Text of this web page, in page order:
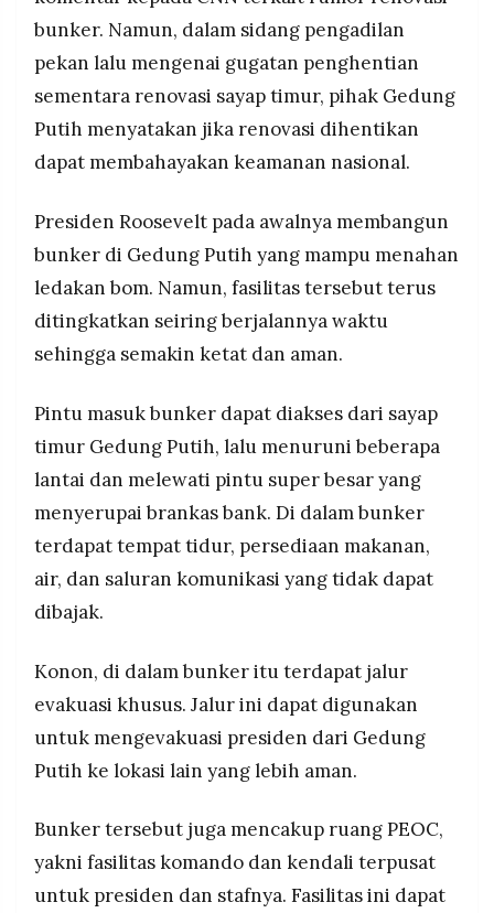
bunker. Namun, dalam sidang pengadilan
pekan lalu mengenai gugatan penghentian
sementara renovasi sayap timur, pihak Gedung
Putih menyatakan jika renovasi dihentikan
dapat membahayakan keamanan nasional.
Presiden Roosevelt pada awalnya membangun
bunker di Gedung Putih yang mampu menahan
ledakan bom. Namun, fasilitas tersebut terus
ditingkatkan seiring berjalannya waktu
sehingga semakin ketat dan aman.
Pintu masuk bunker dapat diakses dari sayap
timur Gedung Putih, lalu menuruni beberapa
lantai dan melewati pintu super besar yang
menyerupai brankas bank. Di dalam bunker
terdapat tempat tidur, persediaan makanan,
air, dan saluran komunikasi yang tidak dapat
dibajak.
Konon, di dalam bunker itu terdapat jalur
evakuasi khusus. Jalur ini dapat digunakan
untuk mengevakuasi presiden dari Gedung
Putih ke lokasi lain yang lebih aman.
Bunker tersebut juga mencakup ruang PEOC,
yakni fasilitas komando dan kendali terpusat
untuk presiden dan stafnya. Fasilitas ini dapat